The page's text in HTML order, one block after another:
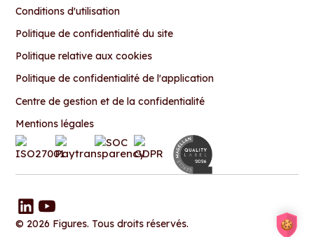
Conditions d'utilisation
Politique de confidentialité du site
Politique relative aux cookies
Politique de confidentialité de l'application
Centre de gestion et de la confidentialité
Mentions légales
© 2026 Figures. Tous droits réservés.